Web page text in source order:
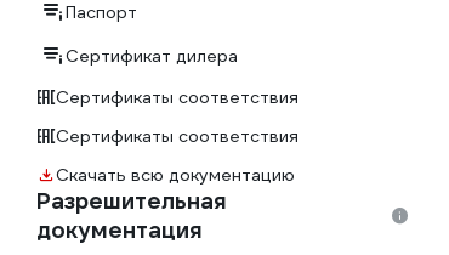
Паспорт
Сертификат дилера
Сертификаты соответствия
Сертификаты соответствия
Скачать всю документацию
Разрешительная
документация